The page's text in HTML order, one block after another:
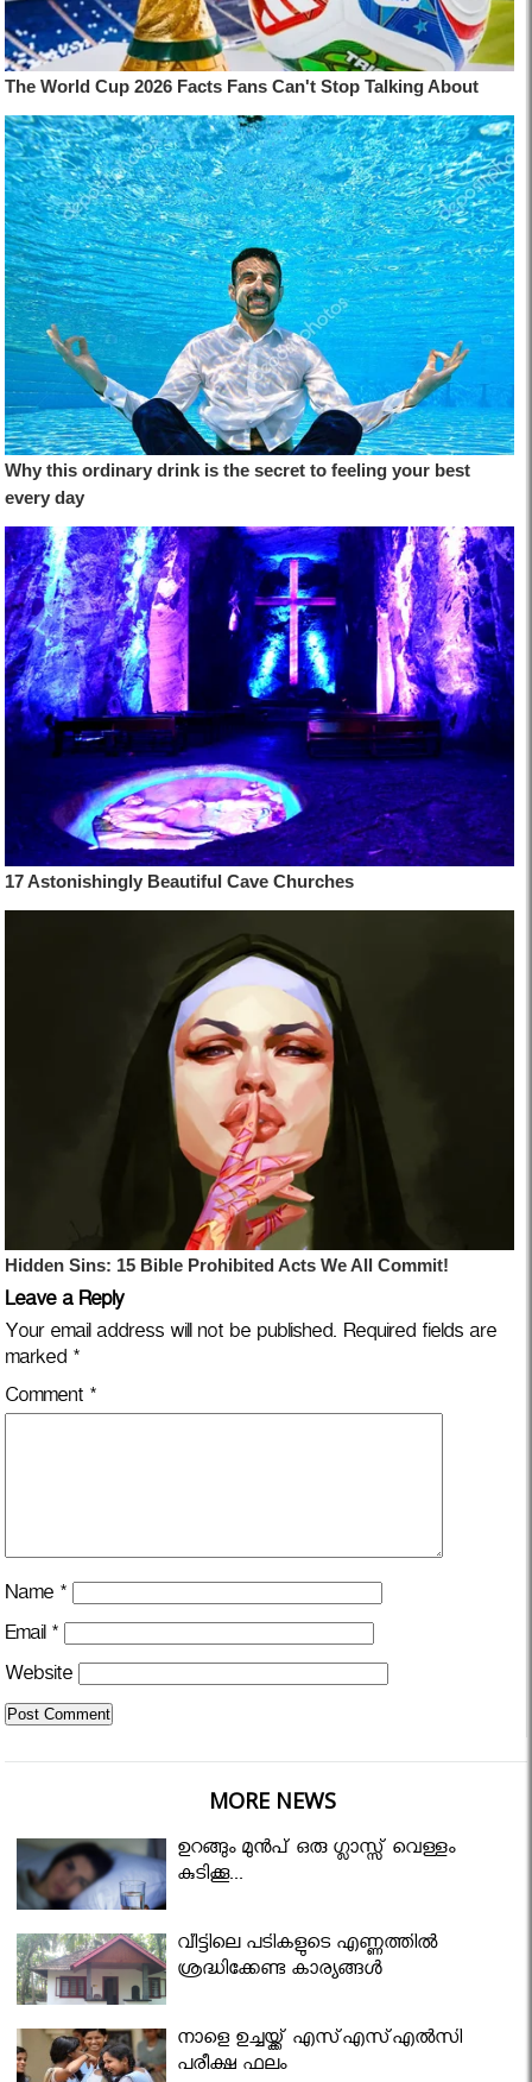
Leave a Reply
Your email address will not be published. Required fields are
marked *
Comment *
Name *
Email *
Website
MORE NEWS
ഉറങ്ങും മുന്‍പ് ഒരു ഗ്ലാസ്സ് വെള്ളം
കുടിക്കൂ...
വീട്ടിലെ പടികളുടെ എണ്ണത്തിൽ
ശ്രദ്ധിക്കേണ്ട കാര്യങ്ങൾ
നാളെ ഉച്ചയ്ക്ക് എസ്എസ്എല്‍സി
പരീക്ഷ ഫലം